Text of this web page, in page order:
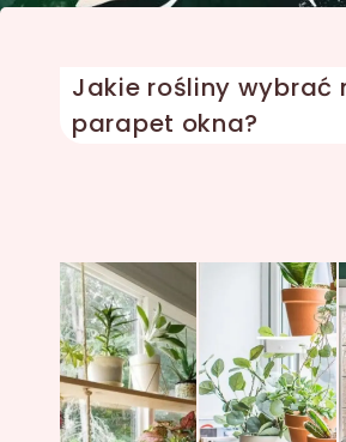
Jakie rośliny wybrać
parapet okna?